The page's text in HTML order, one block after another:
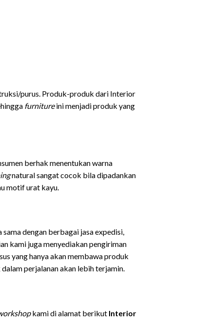
purus. Produk-produk dari Interior
furnitureini menjadi produk yang
berhak menentukan warna
natural sangat cocok bila dipadankan
motif urat kayu.
dengan berbagai jasa expedisi,
kami juga menyediakan pengiriman
yang hanya akan membawa produk
perjalanan akan lebih terjamin.
kami di alamat berikut Interior